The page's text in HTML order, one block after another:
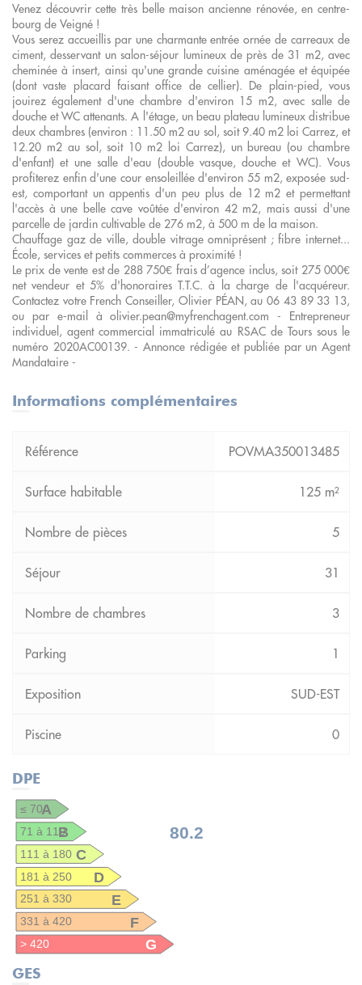
Venez découvrir cette très belle maison ancienne rénovée, en centre-
bourg de Veigné !
Vous serez accueillis par une charmante entrée ornée de carreaux de
ciment, desservant un salon-séjour lumineux de près de 31 m2, avec
cheminée à insert, ainsi qu'une grande cuisine aménagée et équipée
(dont vaste placard faisant office de cellier). De plain-pied, vous
jouirez également d'une chambre d'environ 15 m2, avec salle de
douche et WC attenants. A l'étage, un beau plateau lumineux distribue
deux chambres (environ : 11.50 m2 au sol, soit 9.40 m2 loi Carrez, et
12.20 m2 au sol, soit 10 m2 loi Carrez), un bureau (ou chambre
d'enfant) et une salle d'eau (double vasque, douche et WC). Vous
profiterez enfin d'une cour ensoleillée d'environ 55 m2, exposée sud-
est, comportant un appentis d'un peu plus de 12 m2 et permettant
l'accès à une belle cave voûtée d'environ 42 m2, mais aussi d'une
parcelle de jardin cultivable de 276 m2, à 500 m de la maison.
Chauffage gaz de ville, double vitrage omniprésent ; fibre internet...
École, services et petits commerces à proximité !
Le prix de vente est de 288 750€ frais d’agence inclus, soit 275 000€
net vendeur et 5% d'honoraires T.T.C. à la charge de l'acquéreur.
Contactez votre French Conseiller, Olivier PÉAN, au 06 43 89 33 13,
ou par e-mail à olivier.pean@myfrenchagent.com - Entrepreneur
individuel, agent commercial immatriculé au RSAC de Tours sous le
numéro 2020AC00139. - Annonce rédigée et publiée par un Agent
Mandataire -
Informations complémentaires
POVMA350013485
125 m²
5
31
3
1
SUD-EST
0
DPE
A
≤ 70
80.2
B
71 à 110
C
111 à 180
D
181 à 250
E
251 à 330
F
331 à 420
G
> 420
GES